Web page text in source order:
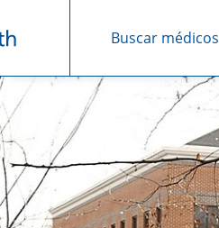
Saltar navegación
Buscar médicos